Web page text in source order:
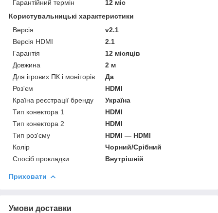
Гарантійний термін
12 міс
Користувальницькі характеристики
Версія
v2.1
Версія HDMI
2.1
Гарантія
12 місяців
Довжина
2 м
Для ігрових ПК і моніторів
Да
Роз'єм
HDMI
Країна реєстрації бренду
Україна
Тип конектора 1
HDMI
Тип конектора 2
HDMI
Тип роз'єму
HDMI — HDMI
Колір
Чорний/Срібний
Спосіб прокладки
Внутрішній
Приховати
Умови доставки